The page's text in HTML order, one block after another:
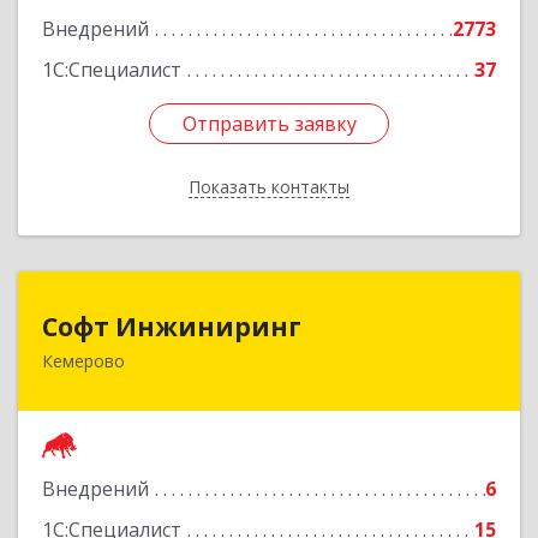
Внедрений
2773
1С:Специалист
37
Отправить заявку
Показать контакты
Отправить заявку
Назад
Софт Инжиниринг
Кемерово
Внедрений
6
1С:Специалист
15